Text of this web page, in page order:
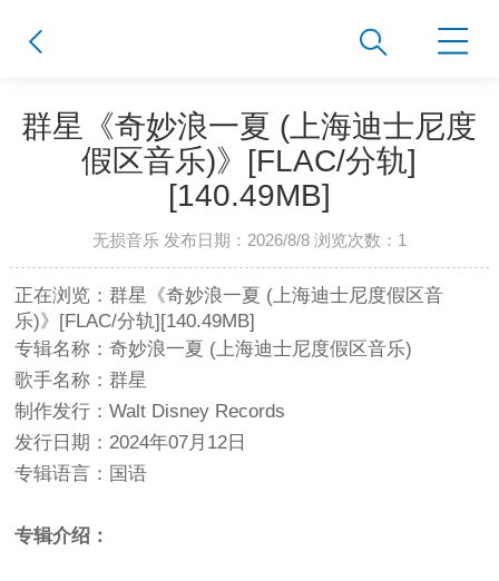
群星《奇妙浪一夏 (上海迪士尼度
假区音乐)》[FLAC/分轨]
[140.49MB]
无损音乐 发布日期：2026/8/8 浏览次数： 1
正在浏览：群星《奇妙浪一夏 (上海迪士尼度假区音
乐)》[FLAC/分轨][140.49MB]
专辑名称：奇妙浪一夏 (上海迪士尼度假区音乐)
歌手名称：群星
制作发行：Walt Disney Records
发行日期：2024年07月12日
专辑语言：国语
专辑介绍：